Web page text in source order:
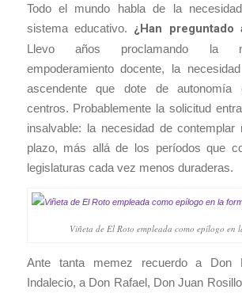
Todo el mundo habla de la
sistema educativo. ¿Han preguntado
Llevo años proclamando la
empoderamiento docente, la
ascendente que dote de autonomía
centros. Probablemente la solicitud
insalvable: la necesidad de contemplar
plazo, más allá de los períodos que
legislaturas cada vez menos duraderas.
Viñeta de El Roto empleada como epílogo en
Ante tanta memez recuerdo a Don
Indalecio, a Don Rafael, Don Juan